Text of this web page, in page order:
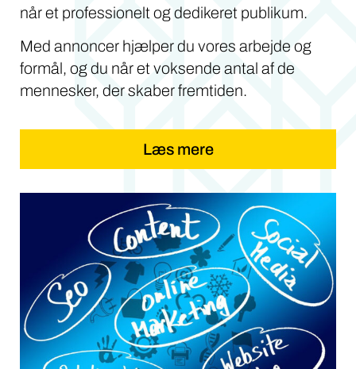
når et professionelt og dedikeret publikum.
Med annoncer hjælper du vores arbejde og
formål, og du når et voksende antal af de
mennesker, der skaber fremtiden.
Læs mere